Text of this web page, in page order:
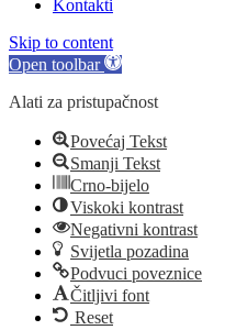
Kontakti
Skip to content
Open toolbar
Alati za pristupačnost
Povećaj Tekst
Smanji Tekst
Crno-bijelo
Viskoki kontrast
Negativni kontrast
Svijetla pozadina
Podvuci poveznice
Čitljivi font
Reset